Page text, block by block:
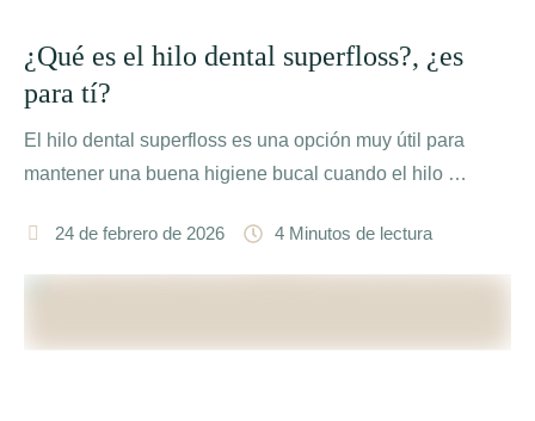
¿Qué es el hilo dental superfloss?, ¿es
para tí?
El hilo dental superfloss es una opción muy útil para
mantener una buena higiene bucal cuando el hilo …
24 de febrero de 2026 4 Minutos de lectura